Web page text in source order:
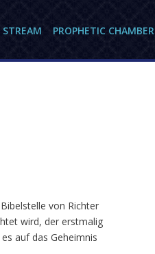
PROPHETIC CHAMBER
von Richter
wird, der erstmalig
auf das Geheimnis